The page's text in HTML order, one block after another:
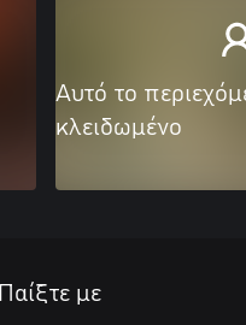
Αυτό το
κλειδωμένο
Παίξτε με